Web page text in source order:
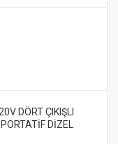
DÖRT ÇIKIŞLI
DİZEL